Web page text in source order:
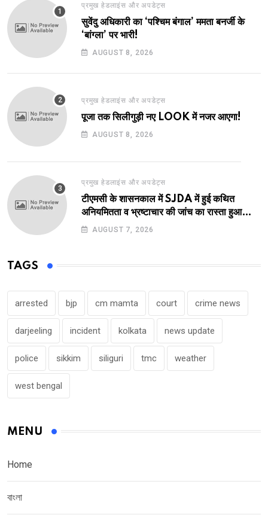
प्रमुख हेडलाइंस और अपडेट्स
सुवेंदु अधिकारी का ‘पश्चिम बंगाल’ ममता बनर्जी के
‘बांग्ला’ पर भारी!
AUGUST 8, 2026
प्रमुख हेडलाइंस और अपडेट्स
पूजा तक सिलीगुड़ी नए LOOK में नजर आएगा!
AUGUST 8, 2026
प्रमुख हेडलाइंस और अपडेट्स
टीएमसी के शासनकाल में SJDA में हुई कथित
अनियमितता व भ्रष्टाचार की जांच का रास्ता हुआ
प्रशस्त! एक नए अवतार में लौटा SJDA!
AUGUST 7, 2026
TAGS
arrested bjp cm mamta court crime news
darjeeling incident kolkata news update
police sikkim siliguri tmc weather
west bengal
MENU
Home
বাংলা